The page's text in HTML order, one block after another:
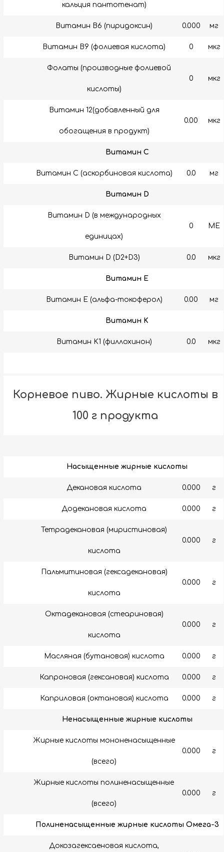
кальция пантотенат)
Витамин B6 (пиридоксин) 0.000 мг
Витамин В9 (фолиевая кислота) 0 мкг
Фолаты (производные фолиевой
кислоты)
0 мкг
Витамин 12(добавленный для
обогащения в продукт)
0.00 мкг
Витамин C
Витамин C (аскорбиновая кислота) 0.0 мг
Витамин D
Витамин D (в международных
единицах)
0 МЕ
Витамин D (D2+D3) 0.0 мкг
Витамин E
Витамин E (альфа-токоферол) 0.00 мг
Витамин K
Витамин K1 (филлохинон) 0.0 мкг
Корневое пиво. Жирные кислоты в
100 г продукта
Насыщенные жирные кислоты
Декановая кислота 0.000 г
Додекановая кислота 0.000 г
Тетрадекановая (миристиновая)
кислота
0.000 г
Пальмитиновая (гексадекановая)
кислота
0.000 г
Октадекановая (стеариновая)
кислота
0.000 г
Масляная (бутановая) кислота 0.000 г
Капроновая (гексановая) кислота 0.000 г
Каприловая (октановая) кислота 0.000 г
Ненасыщенные жирные кислоты
Жирные кислоты мононенасыщенные
(всего)
0.000 г
Жирные кислоты полиненасыщенные
(всего)
0.000 г
Полиненасыщенные жирные кислоты Омега-3
Докозагексаеновая кислота,